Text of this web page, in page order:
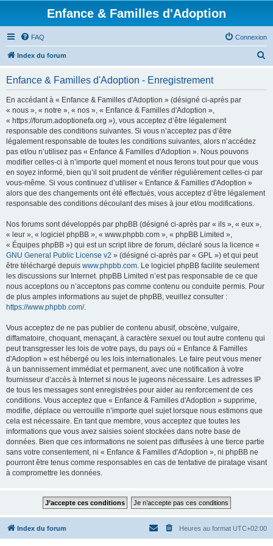
Enfance & Familles d'Adoption
FAQ Connexion
Index du forum
Enfance & Familles d'Adoption - Enregistrement
En accédant à « Enfance & Familles d'Adoption » (désigné ci-après par
« nous », « notre », « nos », « Enfance & Familles d'Adoption »,
« https://forum.adoptionefa.org »), vous acceptez d’être légalement
responsable des conditions suivantes. Si vous n’acceptez pas d’être
légalement responsable de toutes les conditions suivantes, alors n’accédez
pas et/ou n’utilisez pas « Enfance & Familles d'Adoption ». Nous pouvons
modifier celles-ci à n’importe quel moment et nous ferons tout pour que vous
en soyez informé, bien qu’il soit prudent de vérifier régulièrement celles-ci par
vous-même. Si vous continuez d’utiliser « Enfance & Familles d'Adoption »
alors que des changements ont été effectués, vous acceptez d’être légalement
responsable des conditions découlant des mises à jour et/ou modifications.
Nos forums sont développés par phpBB (désigné ci-après par « ils », « eux »,
« leur », « logiciel phpBB », « www.phpbb.com », « phpBB Limited »,
« Équipes phpBB ») qui est un script libre de forum, déclaré sous la licence «
GNU General Public License v2 » (désigné ci-après par « GPL ») et qui peut
être téléchargé depuis www.phpbb.com. Le logiciel phpBB facilite seulement
les discussions sur Internet. phpBB Limited n’est pas responsable de ce que
nous acceptons ou n’acceptons pas comme contenu ou conduite permis. Pour
de plus amples informations au sujet de phpBB, veuillez consulter :
https://www.phpbb.com/.
Vous acceptez de ne pas publier de contenu abusif, obscène, vulgaire,
diffamatoire, choquant, menaçant, à caractère sexuel ou tout autre contenu qui
peut transgresser les lois de votre pays, du pays où « Enfance & Familles
d'Adoption » est hébergé ou les lois internationales. Le faire peut vous mener
à un bannissement immédiat et permanent, avec une notification à votre
fournisseur d’accès à Internet si nous le jugeons nécessaire. Les adresses IP
de tous les messages sont enregistrées pour aider au renforcement de ces
conditions. Vous acceptez que « Enfance & Familles d'Adoption » supprime,
modifie, déplace ou verrouille n’importe quel sujet lorsque nous estimons que
cela est nécessaire. En tant que membre, vous acceptez que toutes les
informations que vous avez saisies soient stockées dans notre base de
données. Bien que ces informations ne soient pas diffusées à une tierce partie
sans votre consentement, ni « Enfance & Familles d'Adoption », ni phpBB ne
pourront être tenus comme responsables en cas de tentative de piratage visant
à compromettre les données.
Index du forum Heures au format UTC+02:00